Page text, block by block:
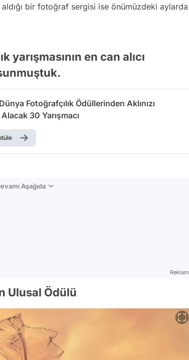
bir fotoğraf sergisi ise önümüzdeki aylarda
en can alıcı
Fotoğrafçılık Ödüllerinden Aklınızı
Alacak 30 Yarışmacı
Aşağıda
Reklam
Ulusal Ödülü